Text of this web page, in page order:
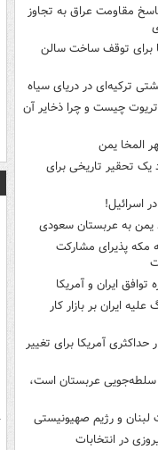
مقاومت عراق به تجاوز
برای توقف ساخت سالن
ترکیه‌ای در دریای سیاه
چیست و چرا ذخایر آن
المخا یمن
یک تحقیر تاریخی برای
اسرائیل!
یمن به عربستان سعودی
مکه پذیرای مشارکت
ایران و آمریکا
ایران بر بازار کار
آمریکا برای تغییر
سلطه‌جویی عربستان است،
لبنان و رژیم صهیونیستی
در انتخابات